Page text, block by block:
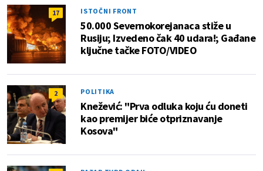
17 ISTOČNI FRONT
50.000 Severnokorejanaca stiže u
Rusiju; Izvedeno čak 40 udara!; Gađane
ključne tačke FOTO/VIDEO
2 POLITIKA
Knežević: "Prva odluka koju ću doneti
kao premijer biće otpriznavanje
Kosova"